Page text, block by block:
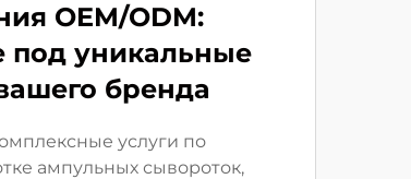
OEM/ODM:
под уникальные
бренда
услуги по
ампульных сывороток,